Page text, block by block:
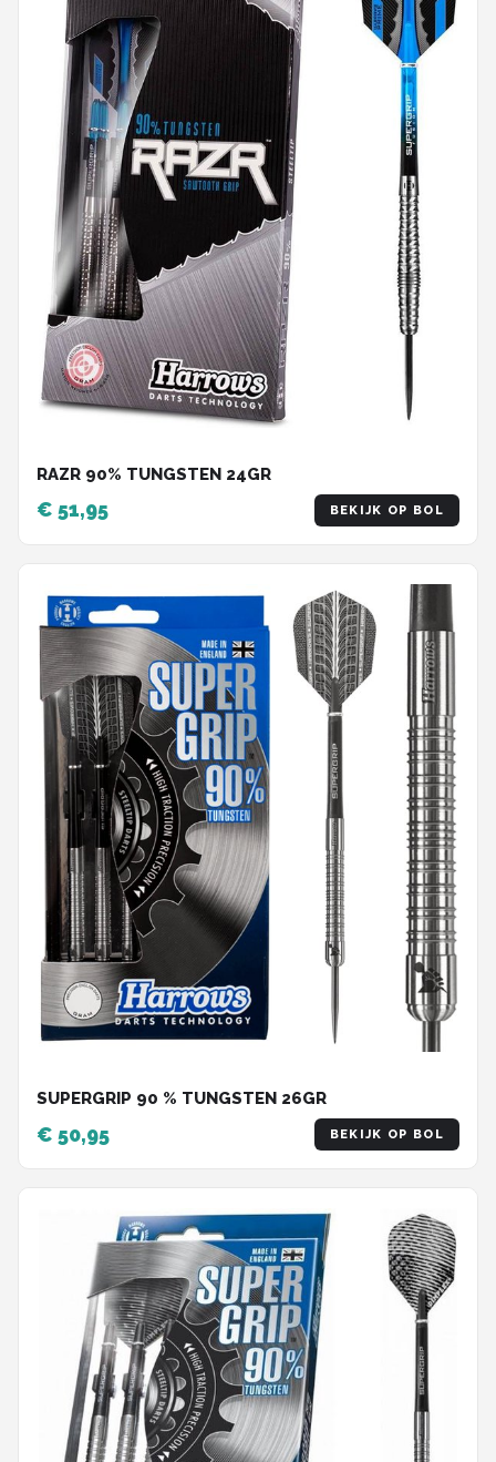
RAZR 90% TUNGSTEN 24GR
€ 51,95 BEKIJK OP BOL
SUPERGRIP 90 % TUNGSTEN 26GR
€ 50,95 BEKIJK OP BOL